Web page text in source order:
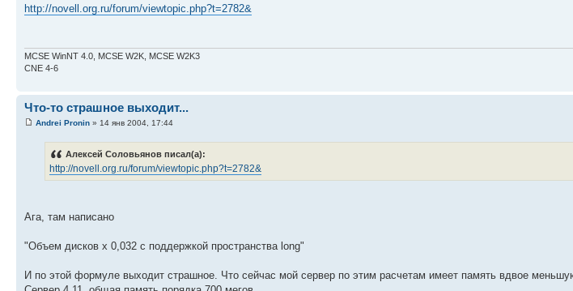
http://novell.org.ru/forum/viewtopic.php?t=2782&
MCSE WinNT 4.0, MCSE W2K, MCSE W2K3
CNE 4-6
Что-то страшное выходит...
Andrei Pronin » 14 янв 2004, 17:44
Алексей Соловьянов писал(а):
http://novell.org.ru/forum/viewtopic.php?t=2782&
Ага, там написано
"Объем дисков х 0,032 с поддержкой пространства long"
И по этой формуле выходит страшное. Что сейчас мой сервер по этим расчетам имеет память вдвое